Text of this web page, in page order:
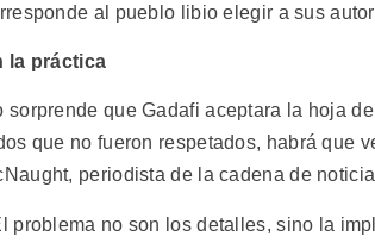
al pueblo libio elegir a sus
la práctica
sorprende que Gadafi aceptara la hoja
que no fueron respetados, habrá que
periodista de la cadena de
problema no son los detalles, sino la